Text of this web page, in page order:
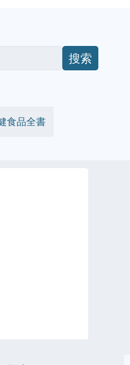
搜索
食品全書